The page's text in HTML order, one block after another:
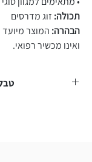
תכולה: זוג מדרסים
הבהרה: המוצר
ואינו מכשיר רפואי.